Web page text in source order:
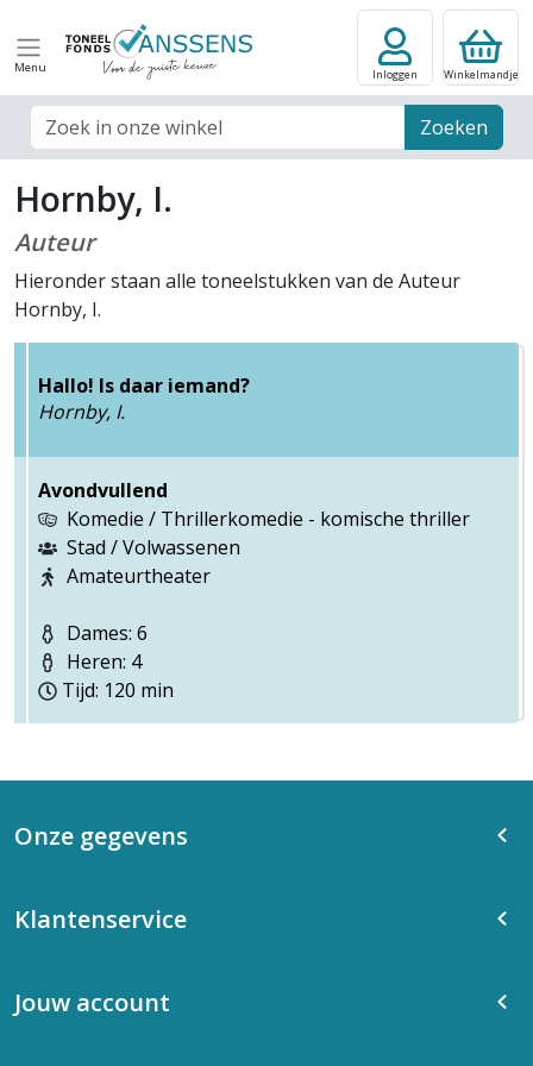
Menu
Zoek veld Zoeken
Inloggen Winkelmandje
Hornby, I.
Auteur
Hieronder staan alle toneelstukken van de Auteur
Hornby, I.
Hallo! Is daar iemand?
Hornby, I.
Avondvullend
Komedie / Thrillerkomedie - komische thriller
Stad / Volwassenen
Amateurtheater
Dames: 6
Heren: 4
Tijd: 120 min
Onze gegevens
Klantenservice
Jouw account